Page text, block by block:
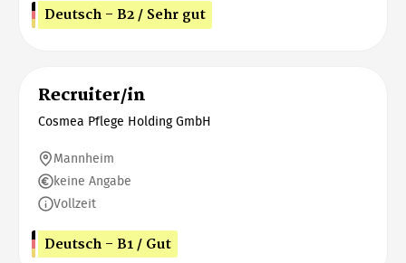
Deutsch - B2 / Sehr gut
Recruiter/in
Cosmea Pflege Holding GmbH
Mannheim
keine Angabe
Vollzeit
Deutsch - B1 / Gut